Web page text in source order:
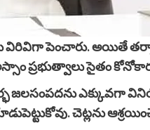
పెంచారు. అయితే
ప్రభుత్వాలు సైతం
జలసంపదను ఎక్కువగా
చెట్లను